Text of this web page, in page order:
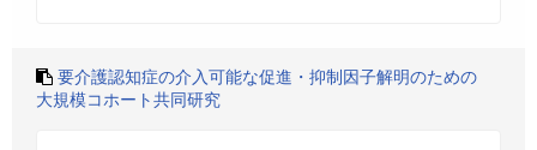
要介護認知症の介入可能な促進・抑制因子解明のための
大規模コホート共同研究